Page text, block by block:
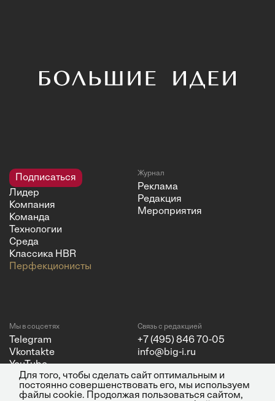
Подписаться
Лидер
Компания
Команда
Технологии
Среда
Классика HBR
Перфекционисты
Журнал
Реклама
Редакция
Мероприятия
Мы в соцсетях
Telegram
Vkontakte
YouTube
Связь с редакцией
+7 (495) 846 70-05
info@big-i.ru
Для того, чтобы сделать сайт оптимальным и
постоянно совершенствовать его, мы используем
файлы cookie. Продолжая пользоваться сайтом,